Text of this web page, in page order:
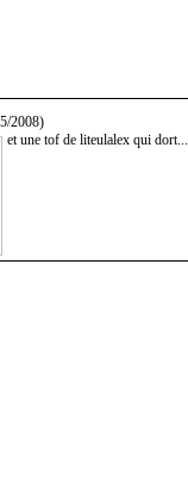
2008)
et une tof de liteulalex qui dort...